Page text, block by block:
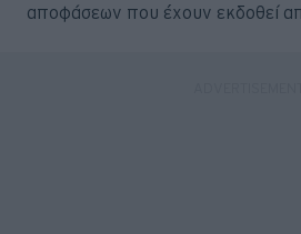
αποφάσεων που έχουν εκδοθεί